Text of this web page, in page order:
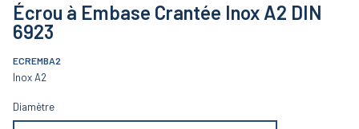
Écrou à Embase Crantée Inox A2 DIN
6923
ECREMBA2
Inox A2
Diamètre